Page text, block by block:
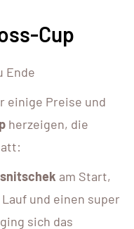
Cup
Ende
einige Preise und
herzeigen, die
am Start,
und einen super
sich das